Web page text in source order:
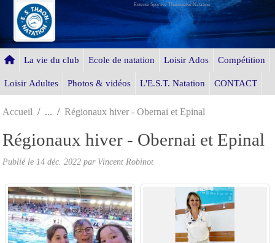
Entente Sportive Thaonnaise Natation
La vie du club Ecole de natation Loisir Ados Compétition
Loisir Adultes Photos & vidéos L'E.S.T. Natation CONTACT
Accueil Régionaux hiver - Obernai et Epinal
Régionaux hiver - Obernai et Epinal
Publié le 14 déc. 2022 par Vincent Robinot
Panneau de gestion des cookies